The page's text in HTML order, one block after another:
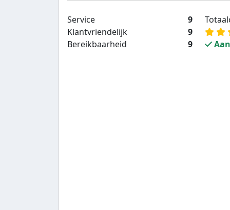
Service
9
Klantvriendelijk
9
Bereikbaarheid
9